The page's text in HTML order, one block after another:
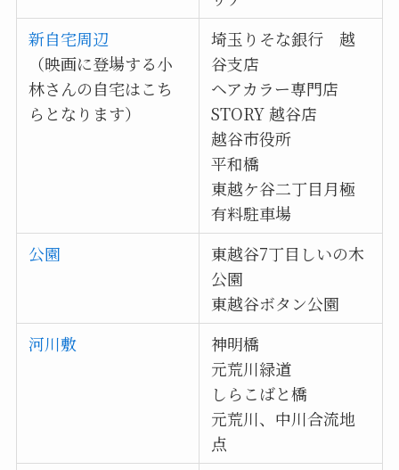
新自宅周辺
（映画に登場する小
林さんの自宅はこち
らとなります）
埼玉りそな銀行 越
谷支店
ヘアカラー専門店
STORY 越谷店
越谷市役所
平和橋
東越ケ谷二丁目月極
有料駐車場
公園
東越谷7丁目しいの木
公園
東越谷ボタン公園
河川敷
神明橋
元荒川緑道
しらこばと橋
元荒川、中川合流地
点